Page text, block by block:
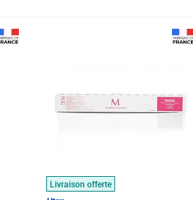
Livraison offerte